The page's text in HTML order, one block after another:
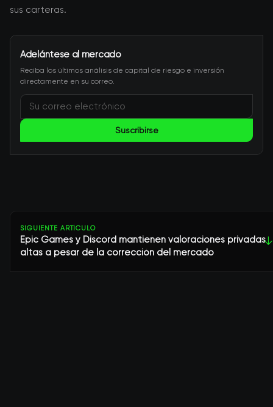
sus carteras.
Adelántese al mercado
Reciba los últimos análisis de capital de riesgo e inversión
directamente en su correo.
Suscribirse
SIGUIENTE ARTÍCULO
Epic Games y Discord mantienen valoraciones privadas
altas a pesar de la corrección del mercado
↓